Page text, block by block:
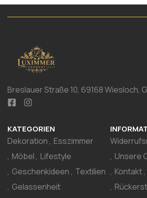
Breslauer Straße 10, 69168 Wiesloch,
KATEGORIEN
Dekoration
Esszimmer
Möbel
Lifestyle
Geschenkideen
Textilien
Gelassenheit
Unsere
Kontakt